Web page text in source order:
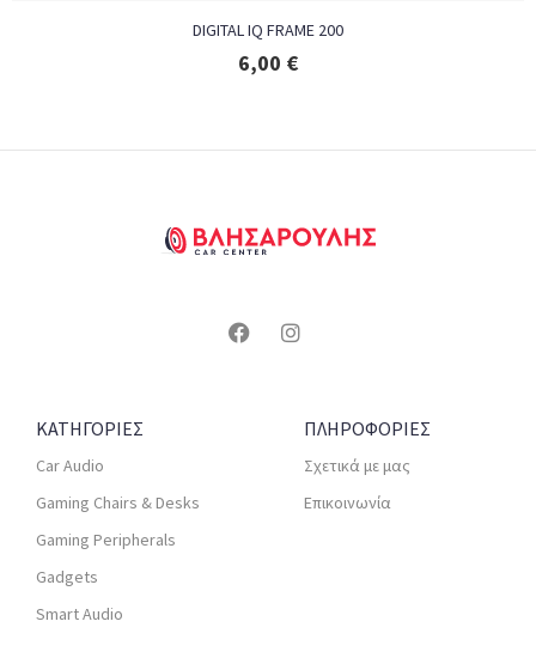
DIGITAL IQ FRAME 200
6,00 €
ΚΑΤΗΓΟΡΙΕΣ
Car Audio
Gaming Chairs & Desks
Gaming Peripherals
Gadgets
Smart Audio
ΠΛΗΡΟΦΟΡΙΕΣ
Σχετικά με μας
Επικοινωνία